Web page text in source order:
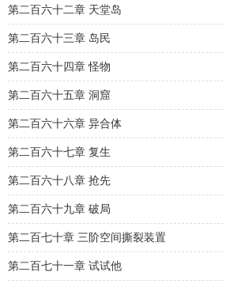
第二百六十二章 天堂岛
第二百六十三章 岛民
第二百六十四章 怪物
第二百六十五章 洞窟
第二百六十六章 异合体
第二百六十七章 复生
第二百六十八章 抢先
第二百六十九章 破局
第二百七十章 三阶空间撕裂装置
第二百七十一章 试试他